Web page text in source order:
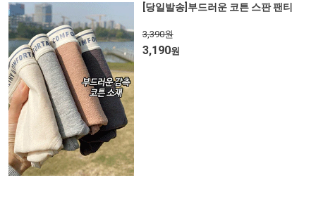
[당일발송]부드러운 코튼 스판 팬티
3,390원
3,190원